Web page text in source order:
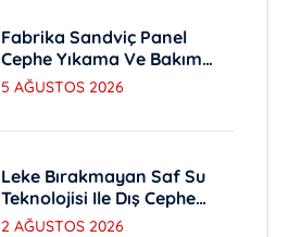
Fabrika Sandviç Panel
Cephe Yıkama Ve Bakım
Yöntemleri
5 AĞUSTOS 2026
Leke Bırakmayan Saf Su
Teknolojisi Ile Dış Cephe
Yıkama
2 AĞUSTOS 2026